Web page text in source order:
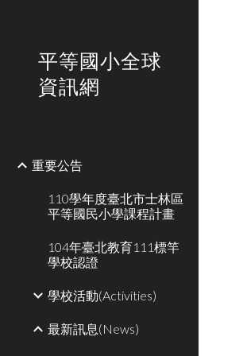
平等國小全球
資訊網
重要公告
110學年度臺北市士林區
平等國民小學課程計畫
104年臺北教育111標竿
學校認證
學校活動(Activities)
最新訊息(News)